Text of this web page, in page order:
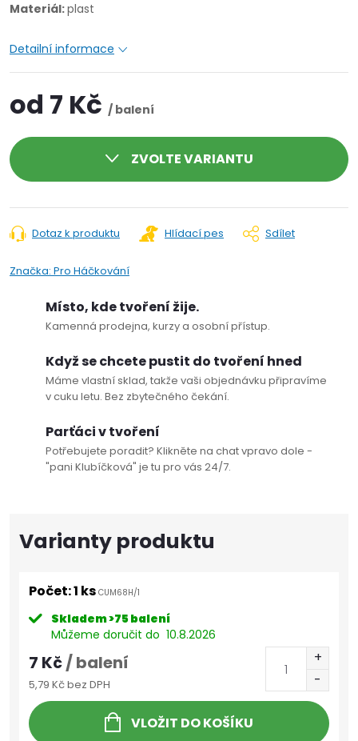
Materiál:plast
Detailní informace
od 7 Kč / balení
ZVOLTE VARIANTU
Dotaz k produktu Hlídací pes Sdílet
Značka: Pro Háčkování
Místo, kde tvoření žije.
Kamenná prodejna, kurzy a osobní přístup.
Když se chcete pustit do tvoření hned
Máme vlastní sklad, takže vaši objednávku připravíme
v cuku letu. Bez zbytečného čekání.
Parťáci v tvoření
Potřebujete poradit? Klikněte na chat vpravo dole -
"pani Klubíčková" je tu pro vás 24/7.
Počet: 1 ks CUM68H/1
Skladem>75 balení
Můžeme doručit do 10.8.2026
7 Kč/ balení
5,79 Kč bez DPH
VLOŽIT DO KOŠÍKU